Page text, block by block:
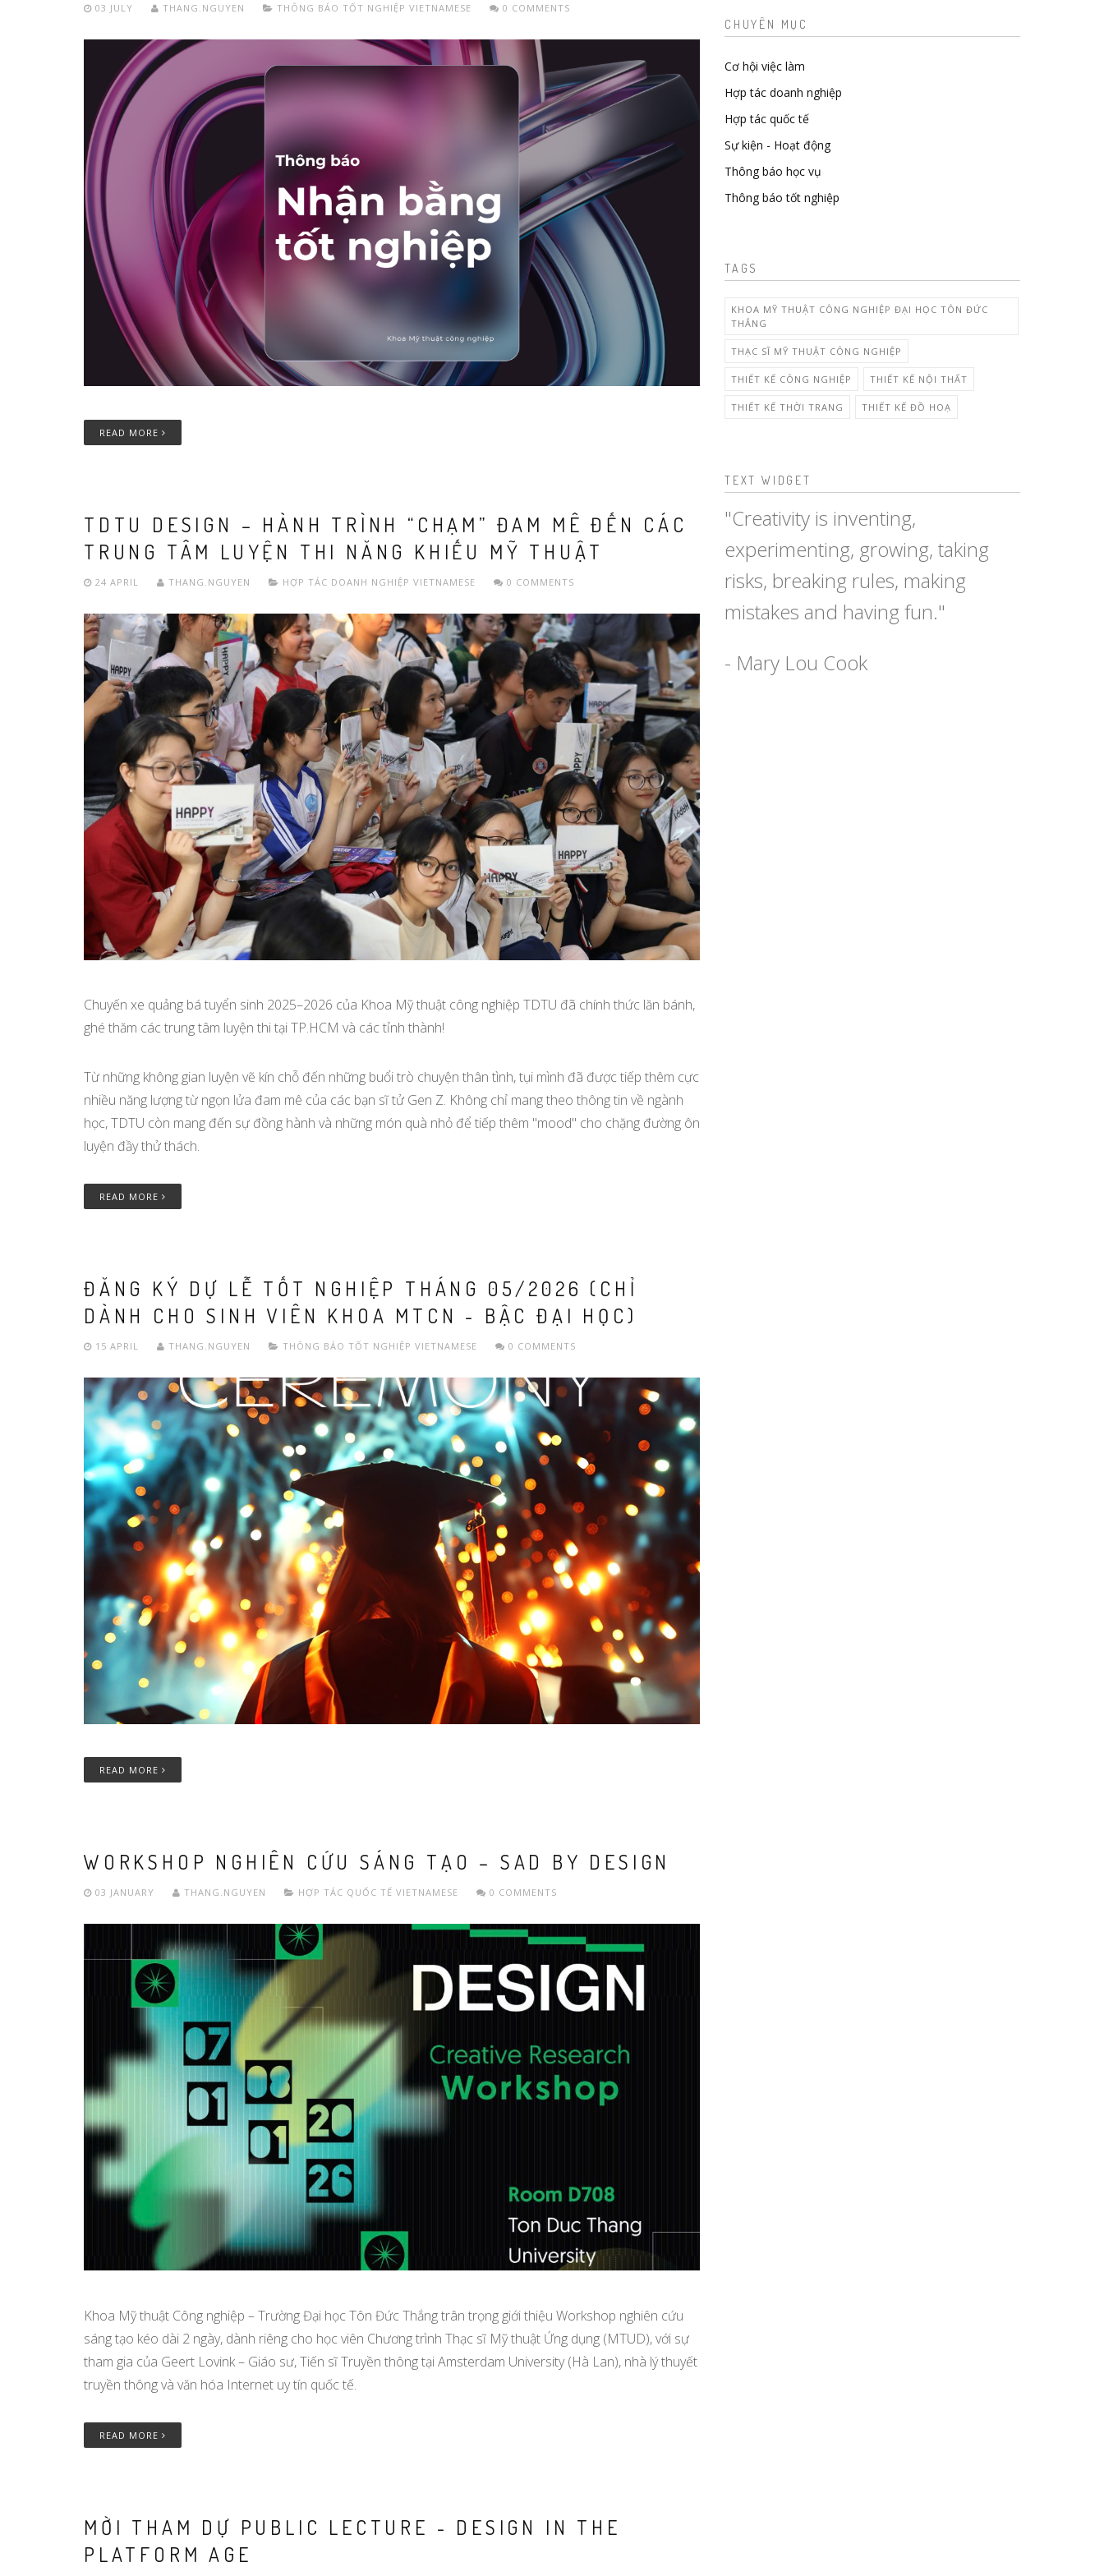
03 JULY THANG.NGUYEN THÔNG BÁO TỐT NGHIỆP VIETNAMESE 0 COMMENTS
READ MORE
TDTU DESIGN – HÀNH TRÌNH “CHẠM” ĐAM MÊ ĐẾN CÁC
TRUNG TÂM LUYỆN THI NĂNG KHIẾU MỸ THUẬT
24 APRIL THANG.NGUYEN HỢP TÁC DOANH NGHIỆP VIETNAMESE 0 COMMENTS
Chuyến xe quảng bá tuyển sinh 2025–2026 của Khoa Mỹ thuật công nghiệp TDTU đã chính thức lăn bánh,
ghé thăm các trung tâm luyện thi tại TP.HCM và các tỉnh thành!
Từ những không gian luyện vẽ kín chỗ đến những buổi trò chuyện thân tình, tụi mình đã được tiếp thêm cực
nhiều năng lượng từ ngọn lửa đam mê của các bạn sĩ tử Gen Z. Không chỉ mang theo thông tin về ngành
học, TDTU còn mang đến sự đồng hành và những món quà nhỏ để tiếp thêm "mood" cho chặng đường ôn
luyện đầy thử thách.
READ MORE
ĐĂNG KÝ DỰ LỄ TỐT NGHIỆP THÁNG 05/2026 (CHỈ
DÀNH CHO SINH VIÊN KHOA MTCN - BẬC ĐẠI HỌC)
15 APRIL THANG.NGUYEN THÔNG BÁO TỐT NGHIỆP VIETNAMESE 0 COMMENTS
READ MORE
WORKSHOP NGHIÊN CỨU SÁNG TẠO – SAD BY DESIGN
03 JANUARY THANG.NGUYEN HỢP TÁC QUỐC TẾ VIETNAMESE 0 COMMENTS
Khoa Mỹ thuật Công nghiệp – Trường Đại học Tôn Đức Thắng trân trọng giới thiệu Workshop nghiên cứu
sáng tạo kéo dài 2 ngày, dành riêng cho học viên Chương trình Thạc sĩ Mỹ thuật Ứng dụng (MTUD), với sự
tham gia của Geert Lovink – Giáo sư, Tiến sĩ Truyền thông tại Amsterdam University (Hà Lan), nhà lý thuyết
truyền thông và văn hóa Internet uy tín quốc tế.
READ MORE
MỜI THAM DỰ PUBLIC LECTURE - DESIGN IN THE
PLATFORM AGE
CHUYÊN MỤC
Cơ hội việc làm
Hợp tác doanh nghiệp
Hợp tác quốc tế
Sự kiện - Hoạt động
Thông báo học vụ
Thông báo tốt nghiệp
TAGS
KHOA MỸ THUẬT CÔNG NGHIỆP ĐẠI HỌC TÔN ĐỨC
THẮNG
THẠC SĨ MỸ THUẬT CÔNG NGHIỆP
THIẾT KẾ CÔNG NGHIỆP THIẾT KẾ NỘI THẤT
THIẾT KẾ THỜI TRANG THIẾT KẾ ĐỒ HOẠ
TEXT WIDGET
"Creativity is inventing,
experimenting, growing, taking
risks, breaking rules, making
mistakes and having fun."
- Mary Lou Cook